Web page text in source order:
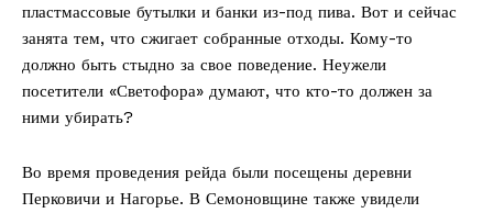
пластмассовые бутылки и банки из-под пива. Вот и сейчас
занята тем, что сжигает собранные отходы. Кому-то
должно быть стыдно за свое поведение. Неужели
посетители «Светофора» думают, что кто-то должен за
ними убирать?
Во время проведения рейда были посещены деревни
Перковичи и Нагорье. В Семоновщине также увидели